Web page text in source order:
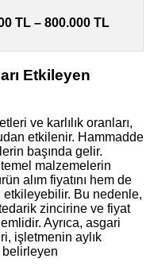
TL – 800.000 TL
Etkileyen
ve karlılık oranları,
etkilenir. Hammadde
başında gelir.
malzemelerin
alım fiyatını hem de
etkileyebilir. Bu nedenle,
zincirine ve fiyat
Ayrıca, asgari
işletmenin aylık